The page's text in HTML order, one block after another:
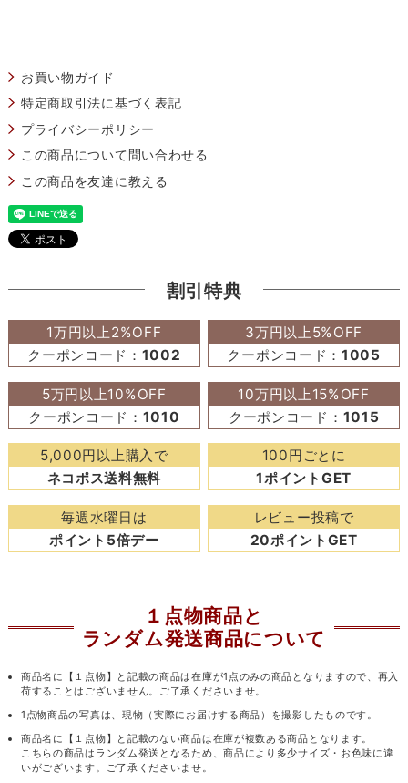
お買い物ガイド
特定商取引法に基づく表記
プライバシーポリシー
この商品について問い合わせる
この商品を友達に教える
割引特典
1万円以上2%OFF
クーポンコード： 1002
3万円以上5%OFF
クーポンコード：1005
5万円以上10%OFF
クーポンコード： 1010
10万円以上15%OFF
クーポンコード： 1015
5,000円以上購入で
ネコポス送料無料
100円ごとに
1ポイントGET
毎週水曜日は
ポイント5倍デー
レビュー投稿で
20ポイントGET
１点物商品と
ランダム発送商品について
商品名に【１点物】と記載の商品は在庫が1点のみの商品となりますので、再入
荷することはございません。ご了承くださいませ。
1点物商品の写真は、現物（実際にお届けする商品）を撮影したものです。
商品名に【１点物】と記載のない商品は在庫が複数ある商品となります。
こちらの商品はランダム発送となるため、商品により多少サイズ・お色味に違
いがございます。ご了承くださいませ。